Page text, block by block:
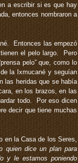
a escribir si es que hay
entonces nombraron a
Entonces las empezó
el pelo largo. Pero
pelo” que, como lo
la Ixmucané y seguían
las heridas que se había
en los brazos, en las
todo. Por eso dicen
decir que tiene muchas
la Casa de los Seres,
quien dice un plan para
y le estamos poniendo